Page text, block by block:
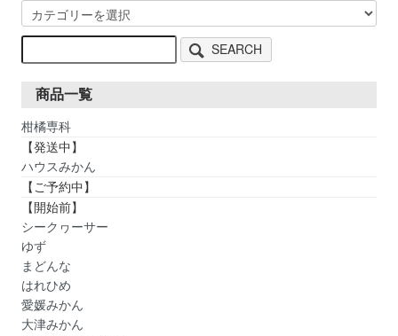
SEARCH
商品一覧
柑橘専科
【発送中】
ハウスみかん
【ご予約中】
【開始前】
シークヮーサー
ゆず
まどんな
はれひめ
愛媛みかん
大津みかん